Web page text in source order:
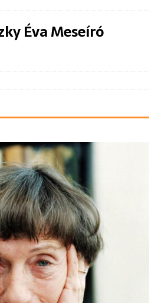
Éva Meseíró